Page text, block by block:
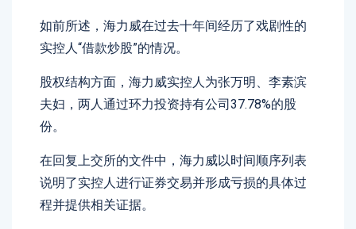
如前所述，海力威在过去十年间经历了戏剧性的
实控人“借款炒股”的情况。
股权结构方面，海力威实控人为张万明、李素滨
夫妇，两人通过环力投资持有公司37.78%的股
份。
在回复上交所的文件中，海力威以时间顺序列表
说明了实控人进行证券交易并形成亏损的具体过
程并提供相关证据。